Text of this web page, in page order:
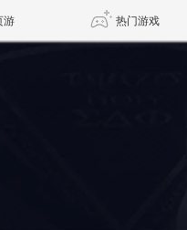
游 热门游戏